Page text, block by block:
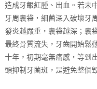
造成牙齦紅腫、出血。若未
牙周囊袋，細菌深入破壞牙
發炎越嚴重，囊袋越深；囊
最終骨質流失，牙齒開始鬆
十年，初期毫無痛感，等到
頭抑制牙菌斑，是避免整個